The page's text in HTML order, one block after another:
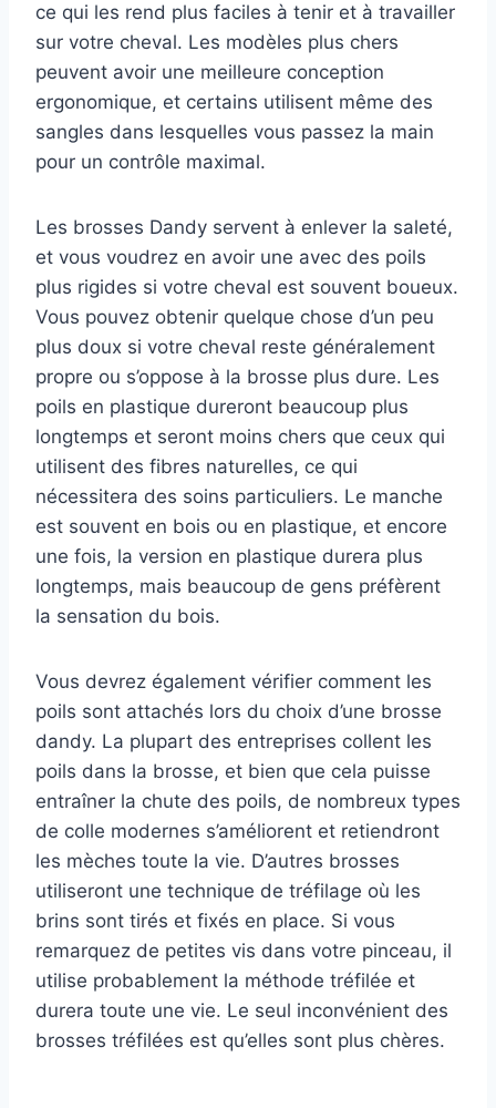
ce qui les rend plus faciles à tenir et à travailler
sur votre cheval. Les modèles plus chers
peuvent avoir une meilleure conception
ergonomique, et certains utilisent même des
sangles dans lesquelles vous passez la main
pour un contrôle maximal.
Les brosses Dandy servent à enlever la saleté,
et vous voudrez en avoir une avec des poils
plus rigides si votre cheval est souvent boueux.
Vous pouvez obtenir quelque chose d’un peu
plus doux si votre cheval reste généralement
propre ou s’oppose à la brosse plus dure. Les
poils en plastique dureront beaucoup plus
longtemps et seront moins chers que ceux qui
utilisent des fibres naturelles, ce qui
nécessitera des soins particuliers. Le manche
est souvent en bois ou en plastique, et encore
une fois, la version en plastique durera plus
longtemps, mais beaucoup de gens préfèrent
la sensation du bois.
Vous devrez également vérifier comment les
poils sont attachés lors du choix d’une brosse
dandy. La plupart des entreprises collent les
poils dans la brosse, et bien que cela puisse
entraîner la chute des poils, de nombreux types
de colle modernes s’améliorent et retiendront
les mèches toute la vie. D’autres brosses
utiliseront une technique de tréfilage où les
brins sont tirés et fixés en place. Si vous
remarquez de petites vis dans votre pinceau, il
utilise probablement la méthode tréfilée et
durera toute une vie. Le seul inconvénient des
brosses tréfilées est qu’elles sont plus chères.